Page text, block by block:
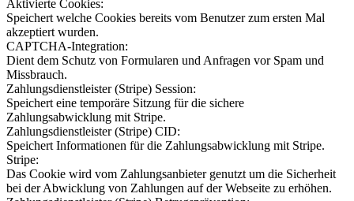
Aktivierte Cookies:
Speichert welche Cookies bereits vom Benutzer zum ersten Mal
akzeptiert wurden.
CAPTCHA-Integration:
Dient dem Schutz von Formularen und Anfragen vor Spam und
Missbrauch.
Zahlungsdienstleister (Stripe) Session:
Speichert eine temporäre Sitzung für die sichere
Zahlungsabwicklung mit Stripe.
Zahlungsdienstleister (Stripe) CID:
Speichert Informationen für die Zahlungsabwicklung mit Stripe.
Stripe:
Das Cookie wird vom Zahlungsanbieter genutzt um die Sicherheit
bei der Abwicklung von Zahlungen auf der Webseite zu erhöhen.